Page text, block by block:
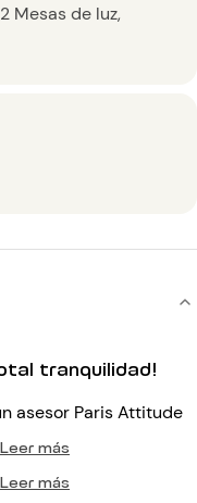
2 Mesas de luz
tranquilidad!
asesor Paris Attitude
Leer más
Leer más